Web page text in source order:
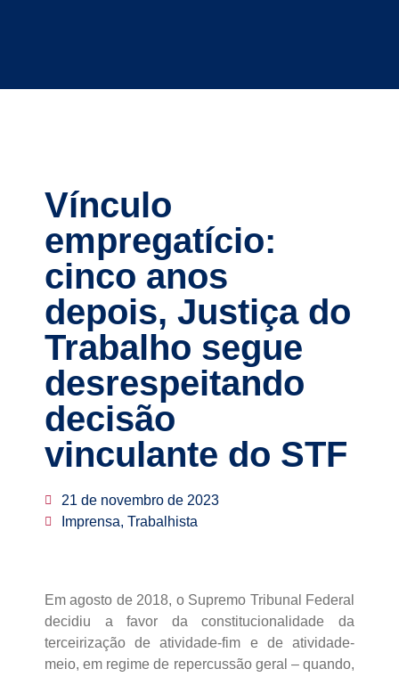
Vínculo
empregatício:
cinco anos
depois, Justiça do
Trabalho segue
desrespeitando
decisão
vinculante do STF
21 de novembro de 2023
Imprensa, Trabalhista
Em agosto de 2018, o Supremo Tribunal Federal
decidiu a favor da constitucionalidade da
terceirização de atividade-fim e de atividade-
meio, em regime de repercussão geral – quando,